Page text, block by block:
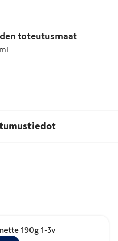
toteutusmaat
190g 1-3v